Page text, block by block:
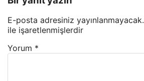
E-posta adresiniz yayınlanmayacak.
ile işaretlenmişlerdir
Yorum *